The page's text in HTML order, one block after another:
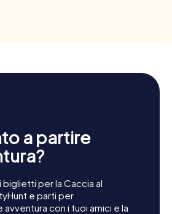
a partire
per la Caccia al
e parti per
con i tuoi amici e la